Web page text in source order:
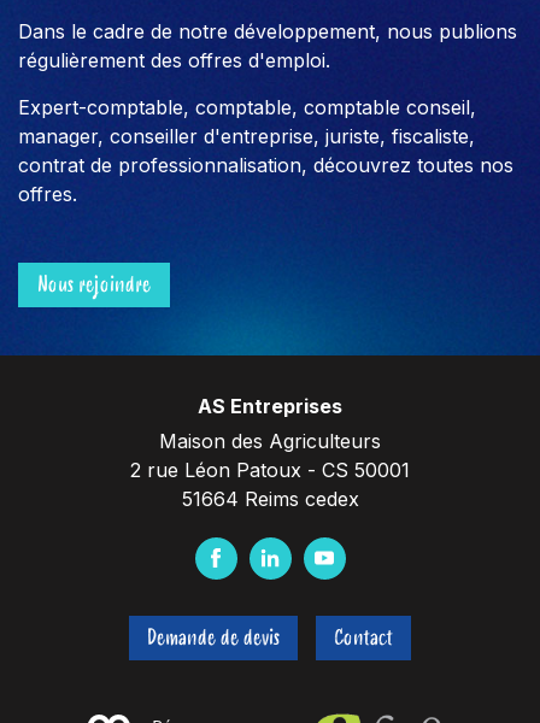
Dans le cadre de notre développement, nous publions
régulièrement des offres d'emploi.
Expert-comptable, comptable, comptable conseil,
manager, conseiller d'entreprise, juriste, fiscaliste,
contrat de professionnalisation, découvrez toutes nos
offres.
Nous rejoindre
AS Entreprises
Maison des Agriculteurs
2 rue Léon Patoux - CS 50001
51664 Reims cedex
F
c
e
L
n
k
Y
u
t
b
Demande de devis Contact